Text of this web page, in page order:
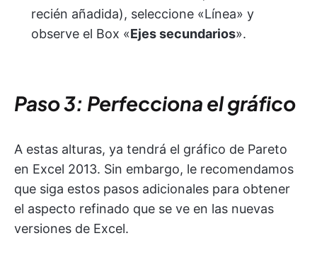
recién añadida), seleccione «Línea» y
observe el Box «Ejes secundarios».
Paso 3: Perfecciona el gráfico
A estas alturas, ya tendrá el gráfico de Pareto
en Excel 2013. Sin embargo, le recomendamos
que siga estos pasos adicionales para obtener
el aspecto refinado que se ve en las nuevas
versiones de Excel.